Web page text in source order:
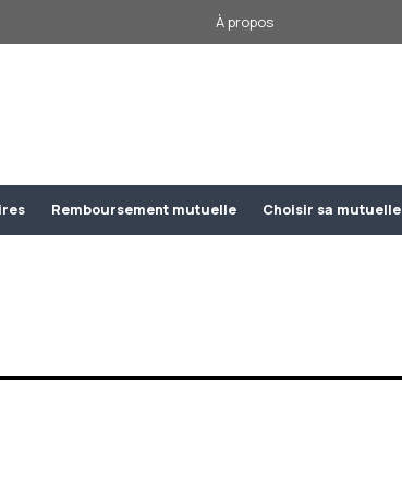
À propos
Remboursement mutuelle Choisir sa mutuelle